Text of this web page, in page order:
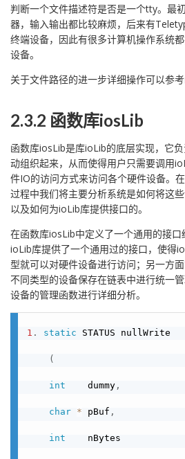
判断一个文件描述符是否是一个tty。最
器，输入输出都比较麻烦，后来有
终端设备，因此有很多计算机操作系统
设备。
关于文件路径的进一步详细操作可以参考
2.3.2 函数库iosLib
函数库iosLib是库ioLib的底层实现，它
动组织起来，从而使得用户只需要调用
件IO的访问方式来访问各个硬件设备。
过程中我们将主要分析系统是如何将这些
以及如何为ioLib库提供接口的。
在函数库iosLib中定义了一个通用的接口
ioLib库提供了一个通用过的接口，使得
型就可以对硬件设备进行访问；另一方
不同类型的设备保存在链表中进行统一
设备的管理函数进行详细分析。
1 . static STATUS nullWrite
(
int
    dummy
,
char * pBuf ,
int
    nBytes